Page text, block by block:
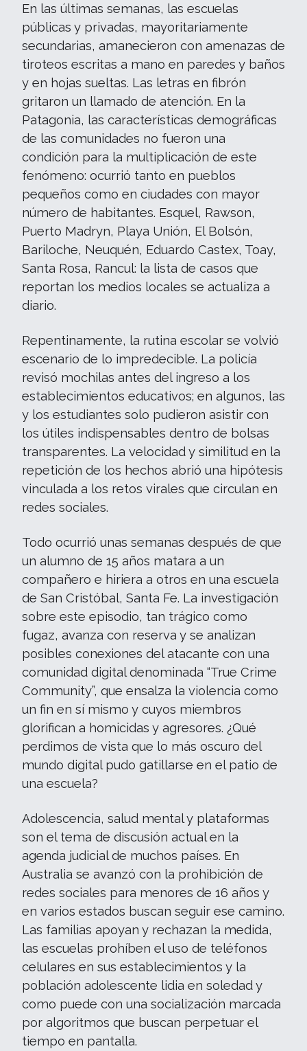
En las últimas semanas, las escuelas
públicas y privadas, mayoritariamente
secundarias, amanecieron con amenazas de
tiroteos escritas a mano en paredes y baños
y en hojas sueltas. Las letras en fibrón
gritaron un llamado de atención. En la
Patagonia, las características demográficas
de las comunidades no fueron una
condición para la multiplicación de este
fenómeno: ocurrió tanto en pueblos
pequeños como en ciudades con mayor
número de habitantes. Esquel, Rawson,
Puerto Madryn, Playa Unión, El Bolsón,
Bariloche, Neuquén, Eduardo Castex, Toay,
Santa Rosa, Rancul: la lista de casos que
reportan los medios locales se actualiza a
diario.
Repentinamente, la rutina escolar se volvió
escenario de lo impredecible. La policía
revisó mochilas antes del ingreso a los
establecimientos educativos; en algunos, las
y los estudiantes solo pudieron asistir con
los útiles indispensables dentro de bolsas
transparentes. La velocidad y similitud en la
repetición de los hechos abrió una hipótesis
vinculada a los retos virales que circulan en
redes sociales.
Todo ocurrió unas semanas después de que
un alumno de 15 años matara a un
compañero e hiriera a otros en una escuela
de San Cristóbal, Santa Fe. La investigación
sobre este episodio, tan trágico como
fugaz, avanza con reserva y se analizan
posibles conexiones del atacante con una
comunidad digital denominada “True Crime
Community”, que ensalza la violencia como
un fin en sí mismo y cuyos miembros
glorifican a homicidas y agresores. ¿Qué
perdimos de vista que lo más oscuro del
mundo digital pudo gatillarse en el patio de
una escuela?
Adolescencia, salud mental y plataformas
son el tema de discusión actual en la
agenda judicial de muchos países. En
Australia se avanzó con la prohibición de
redes sociales para menores de 16 años y
en varios estados buscan seguir ese camino.
Las familias apoyan y rechazan la medida,
las escuelas prohíben el uso de teléfonos
celulares en sus establecimientos y la
población adolescente lidia en soledad y
como puede con una socialización marcada
por algoritmos que buscan perpetuar el
tiempo en pantalla.